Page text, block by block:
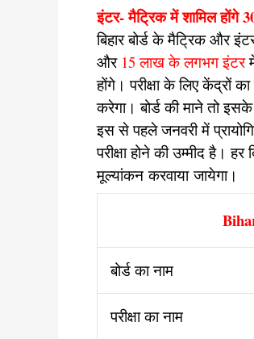
इंटर- मैट्रिक में शामिल होंगे
बिहार बोर्ड के मैट्रिक और
और 15 लाख के लगभग इंटर
होंगे। परीक्षा के लिए केंद्रों
करेगा। बोर्ड की माने तो इसके
इस से पहले जनवरी में
परीक्षा होने की उम्मीद है। हर
मूल्यांकन करवाया जायेगा।
बोर्ड का नाम
परीक्षा का नाम